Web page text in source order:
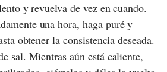
y revuelva de vez en cuando.
una hora, haga puré y
obtener la consistencia deseada.
sal. Mientras aún está caliente,